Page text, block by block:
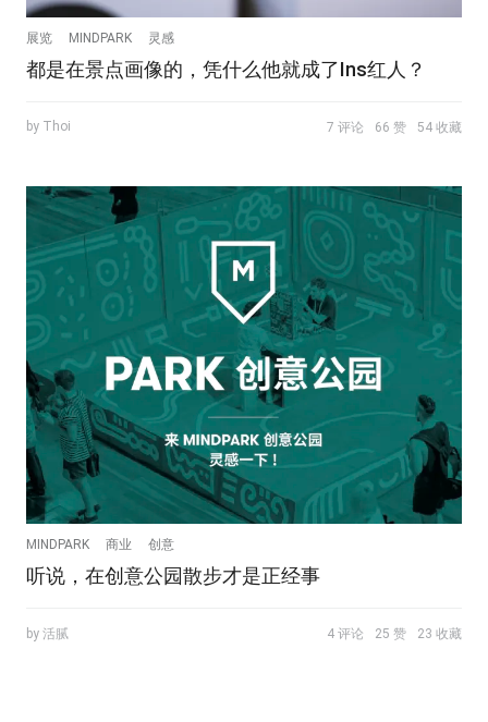
展览 MINDPARK 灵感
都是在景点画像的，凭什么他就成了Ins红人？
by Thoi 7 评论 66 赞 54 收藏
MINDPARK 商业 创意
听说，在创意公园散步才是正经事
by 活腻 4 评论 25 赞 23 收藏